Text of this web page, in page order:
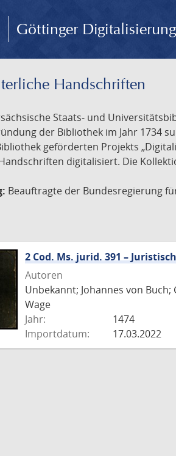
Göttinger
Handschriften
Staats- und
der Bibliothek im Jahr 1734
geförderten Projekts
digitalisiert. Die
Beauftragte der Bundesregierung
2 Cod. Ms. jurid. 391 –
Autoren
Unbekannt; Johannes von
Wage
Jahr:
1474
Importdatum:
17.03.2022